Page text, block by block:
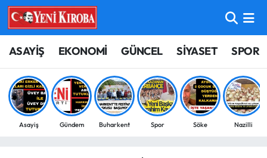
ASAYİŞ EKONOMİ GÜNCEL SİYASET SPOR
Asayiş Gündem Buharkent Spor Söke Nazilli
ASAYİŞ
BİLİM-TEKNOLOJİ
ÇEVRE
Aydın Nöbetçi Eczaneler
Aydın Hava Durumu
Aydin Namaz Vakitleri